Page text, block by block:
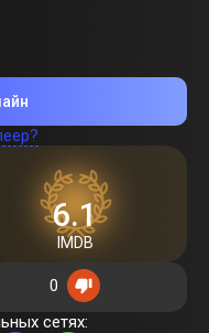
6.1
IMDB
0
сетях: